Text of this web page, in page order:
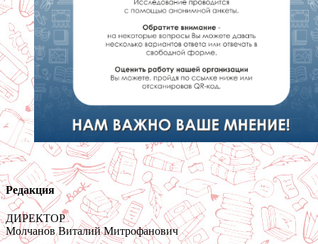
Редакция
ДИРЕКТОР
Молчанов Виталий Митрофанович